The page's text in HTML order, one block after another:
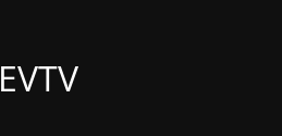
EVTV